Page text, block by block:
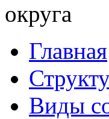
округа
Главная
Виды